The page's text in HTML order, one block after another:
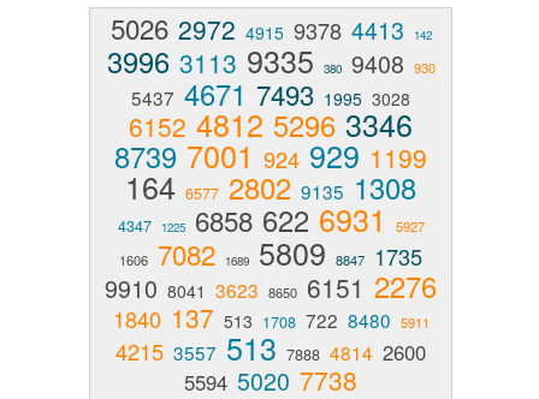
5026 2972 4915 9378 4413 142
3996 3113 9335 380 9408 930
5437 4671 7493 1995 3028
6152 4812 5296 3346
8739 7001 924 929 1199
164 6577 2802 9135 1308
4347 1225 6858 622 6931
5927
1606 7082 1689 5809 8847 1735
9910 8041 3623 8650 6151 2276
1840 137 513 1708 722 8480 5911
4215 3557 513 7888 4814 2600
5594 5020 7738